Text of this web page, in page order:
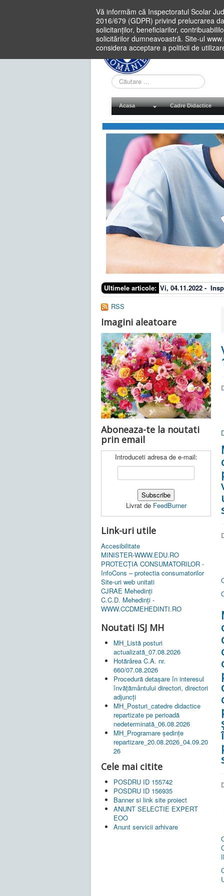
Vă informăm că Inspectoratul Scolar
2016/679 (GDPR) privind prelucrarea
solicitanților, beneficiarilor,
solicitărilor dumneavoastră. Site-ul
considera acceptare a politicii de
Cauta
in
site
Acasa Cadre Didactice
Ultimele articole: Vi, 04.11.2022 -
RSS
Imagini aleatoare
Aboneaza-te la noutati
prin email
Introduceti adresa de e-mail:
Livrat de FeedBurner
Link-uri utile
Accesibilitate
MINISTER-WWW.EDU.RO
PROTECȚIA CONSUMATORILOR -
InfoCons – protectia consumatorilor
Site-uri web unitati
CJRAE Mehedinți
C.C.D. Mehedinţi -
WWW.CCDMEHEDINTI.RO
Noutati ISJ MH
MH_Listă posturi
actualizată_07.08.2026
Hotărârea C.A. nr.
660/07.08.2026
Procedură detașare în interesul
învățământului directori, directori
adjuncți
MH_Posturi_catedre didactice
repartizate pe perioadă
nedeterminată_06.08.2026
MH_Programare ședințe
repartizare_20.08.2026_04.09.20
26
Cele mai citite
POSDRU ID 155742
POSDRU ID 156935
Banner si link site proiect
ANUNT SELECTIE EXPERT
EOO
Anunt servicii arhivare